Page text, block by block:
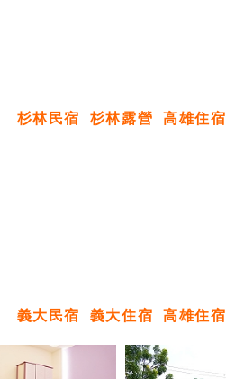
杉林民宿 杉林露營 高雄住宿
義大民宿 義大住宿 高雄住宿